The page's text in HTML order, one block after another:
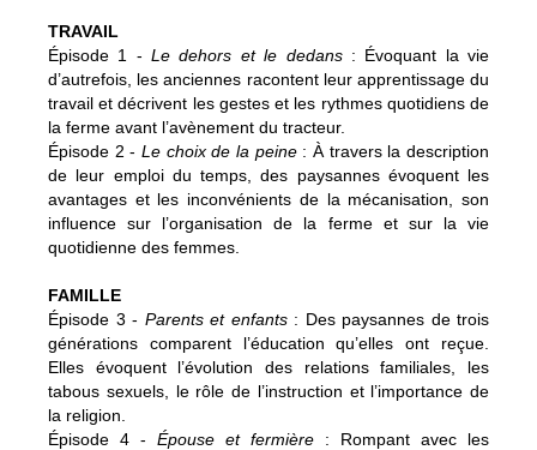
TRAVAIL
Épisode 1 -Le dehors et le dedans : Évoquant la vie
d’autrefois, les anciennes racontent leur apprentissage du
travail et décrivent les gestes et les rythmes quotidiens de
la ferme avant l’avènement du tracteur.
Épisode 2 - Le choix de la peine: À travers la description
de leur emploi du temps, des paysannes évoquent les
avantages et les inconvénients de la mécanisation, son
influence sur l’organisation de la ferme et sur la vie
quotidienne des femmes.
FAMILLE
Épisode 3 - Parents et enfants: Des paysannes de trois
générations comparent l’éducation qu’elles ont reçue.
Elles évoquent l’évolution des relations familiales, les
tabous sexuels, le rôle de l’instruction et l’importance de
la religion.
Épisode 4 - Épouse et fermière : Rompant avec les